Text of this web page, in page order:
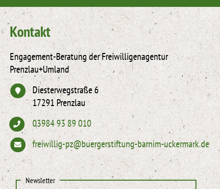
Kontakt
Engagement-Beratung der Freiwilligenagentur
Prenzlau+Umland
Diesterwegstraße 6
17291 Prenzlau
03984 93 89 010
freiwillig-pz@buergerstiftung-barnim-uckermark.de
Newsletter